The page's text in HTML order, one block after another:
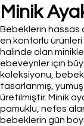
Minik
Bebeklerin hassas
en konforlu
halinde olan
ebeveynler için
koleksiyonu,
tasarlanmış,
üretilmiştir. Minik
pamuklu, nefes
bebeklerin gün